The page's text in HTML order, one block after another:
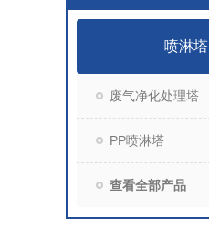
喷淋塔
废气净化处理塔
PP喷淋塔
查看全部产品